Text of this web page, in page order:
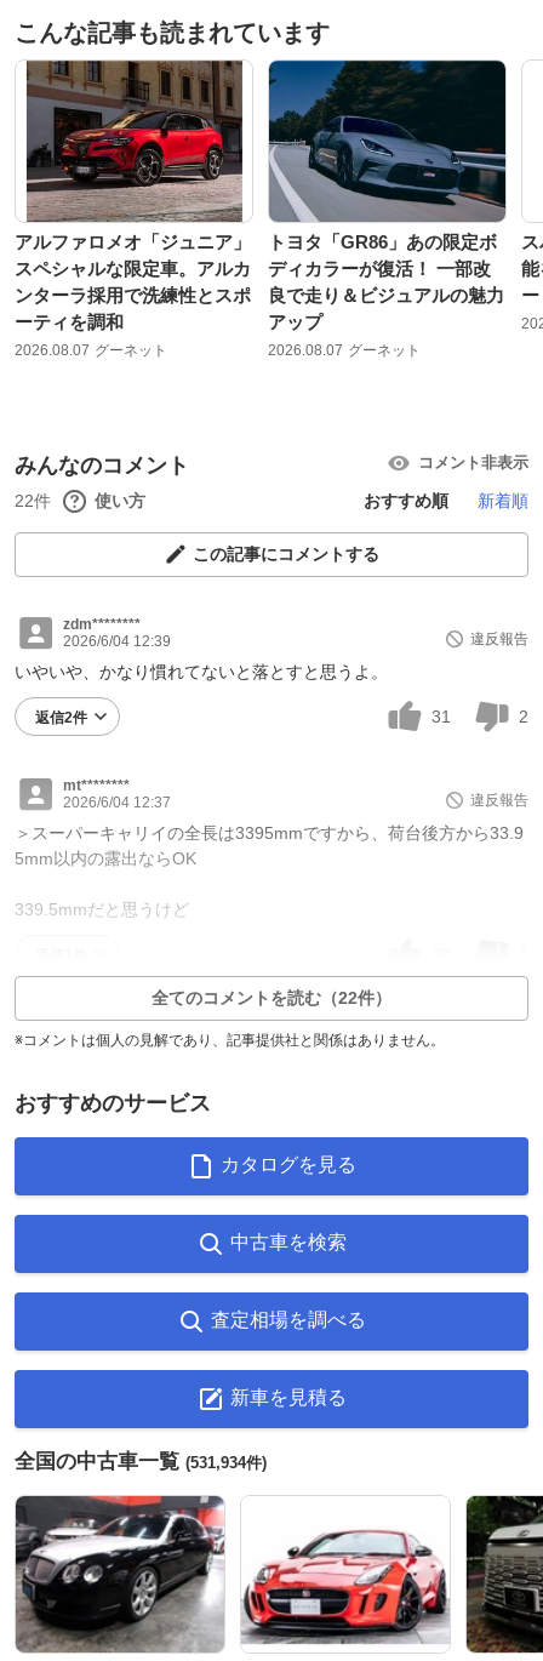
こんな記事も読まれています
アルファロメオ「ジュニア」
スペシャルな限定車。アルカ
ンターラ採用で洗練性とスポ
ーティを調和
2026.08.07 グーネット
トヨタ「GR86」あの限定ボ
ディカラーが復活！ 一部改
良で走り＆ビジュアルの魅力
アップ
2026.08.07 グーネット
能
みんなのコメント コメント非表示
22件 使い方 おすすめ順 新着順
この記事にコメントする
zdm********
2026/6/04 12:39
違反報告
いやいや、かなり慣れてないと落とすと思うよ。
返信2件 31 2
mt********
2026/6/04 12:37
違反報告
＞スーパーキャリイの全長は3395mmですから、荷台後方から33.9
5mm以内の露出ならOK
339.5mmだと思うけど
全てのコメントを読む（22件）
※コメントは個人の見解であり、記事提供社と関係はありません。
おすすめのサービス
カタログを見る
中古車を検索
査定相場を調べる
新車を見積る
全国の中古車一覧 (531,934件)